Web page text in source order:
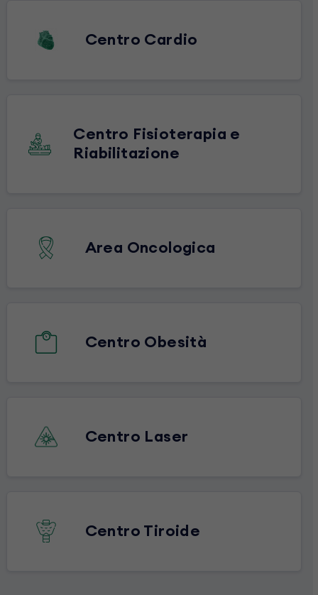
Centro Cardio
Centro Fisioterapia e
Riabilitazione
Area Oncologica
Centro Obesità
Centro Laser
Centro Tiroide